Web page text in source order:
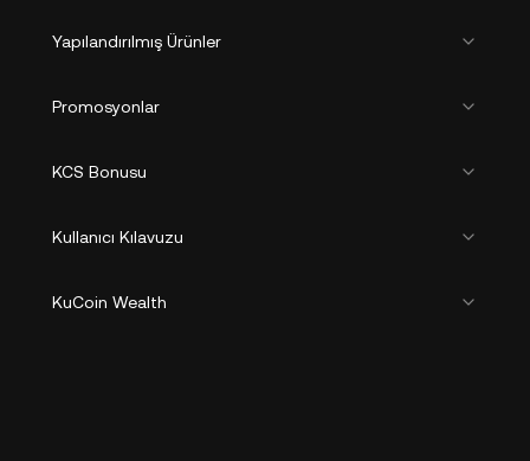
Yapılandırılmış Ürünler
Promosyonlar
KCS Bonusu
Kullanıcı Kılavuzu
KuCoin Wealth